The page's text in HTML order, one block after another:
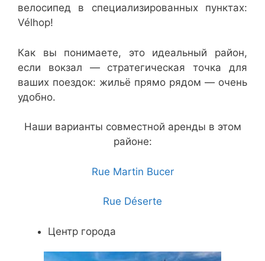
велосипед в специализированных пунктах:
Vélhop!
Как вы понимаете, это идеальный район,
если вокзал — стратегическая точка для
ваших поездок: жильё прямо рядом — очень
удобно.
Наши варианты совместной аренды в этом
районе:
Rue Martin Bucer
Rue Déserte
Центр города